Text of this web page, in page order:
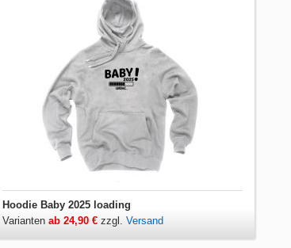
Hoodie Baby 2025 loading
Variantenab 24,90 € zzgl.Versand